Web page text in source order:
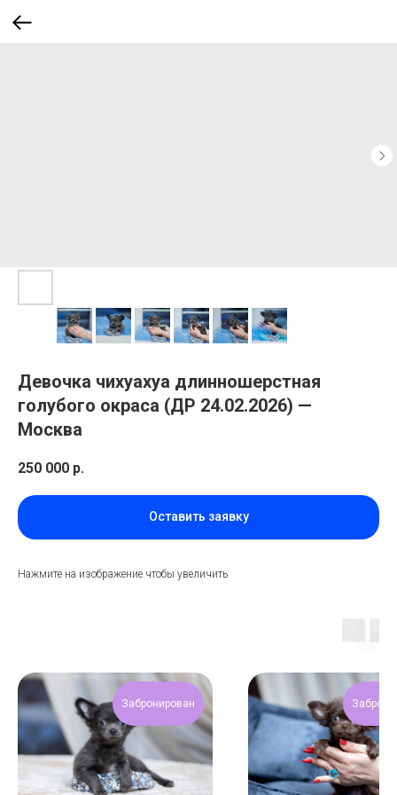
Девочка чихуахуа длинношерстная
голубого окраса (ДР 24.02.2026) —
Москва
250 000 р.
Оставить заявку
Нажмите на изображение чтобы увеличить
Забронирован